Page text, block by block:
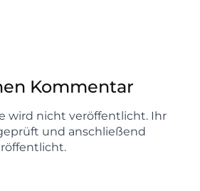
Kommentar
wird nicht veröffentlicht. Ihr
und anschließend